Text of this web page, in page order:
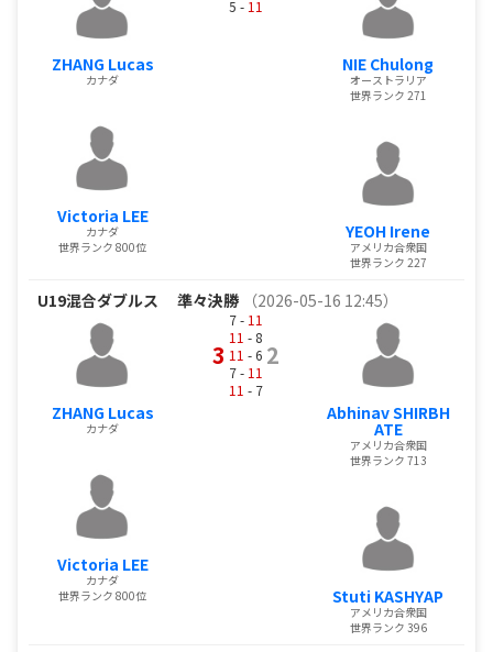
ZHANG Lucas
カナダ
Victoria LEE
カナダ
世界ランク 800位
5 - 11
NIE Chulong
オーストラリア
世界ランク 271
YEOH Irene
アメリカ合衆国
世界ランク 227
U19混合ダブルス 準々決勝 （2026-05-16 12:45）
ZHANG Lucas
カナダ
Victoria LEE
カナダ
世界ランク 800位
3
7 - 11
11 - 8
11 - 6
7 - 11
11 - 7
2
Abhinav SHIRBH
ATE
アメリカ合衆国
世界ランク 713
Stuti KASHYAP
アメリカ合衆国
世界ランク 396